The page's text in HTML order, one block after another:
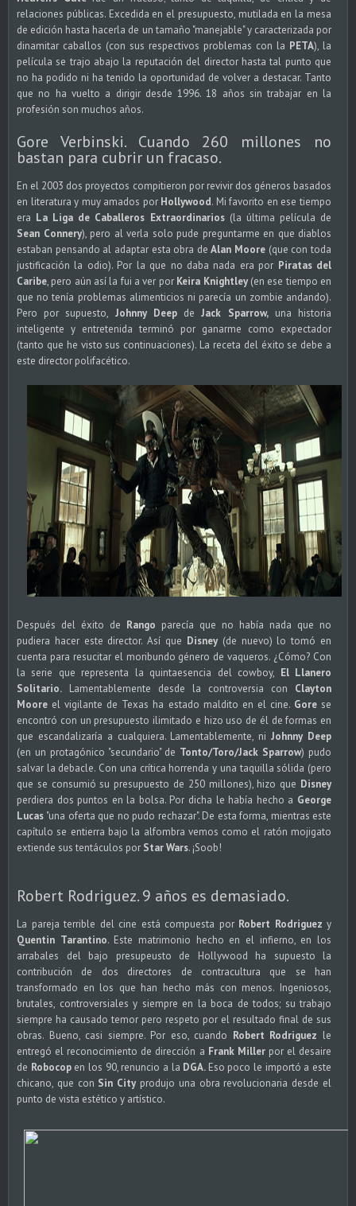
relaciones públicas. Excedida en el presupuesto, mutilada en la mesa
de edición hasta hacerla de un tamaño "manejable" y caracterizada por
dinamitar caballos (con sus respectivos problemas con la PETA), la
película se trajo abajo la reputación del director hasta tal punto que
no ha podido ni ha tenido la oportunidad de volver a destacar. Tanto
que no ha vuelto a dirigir desde 1996. 18 años sin trabajar en la
profesión son muchos años.
Gore Verbinski. Cuando 260 millones no
bastan para cubrir un fracaso.
En el 2003 dos proyectos compitieron por revivir dos géneros basados
en literatura y muy amados por Hollywood. Mi favorito en ese tiempo
era La Liga de Caballeros Extraordinarios(la última película de
Sean Connery), pero al verla solo pude preguntarme en que diablos
estaban pensando al adaptar esta obra deAlan Moore (que con toda
justificación la odio). Por la que no daba nada era por Piratas del
Caribe, pero aún así la fui a ver por Keira Knightley(en ese tiempo en
que no tenía problemas alimenticios ni parecía un zombie andando).
Pero por supuesto, Johnny DeepdeJack Sparrow,una historia
inteligente y entretenida terminó por ganarme como expectador
(tanto que he visto sus continuaciones). La receta del éxito se debe a
este director polifacético.
Después del éxito de Rango parecía que no había nada que no
pudiera hacer este director. Así que Disney(de nuevo) lo tomó en
cuenta para resucitar el moribundo género de vaqueros. ¿Cómo? Con
la serie que representa la quintaesencia del cowboy, El Llanero
Solitario. Lamentablemente desde la controversia con Clayton
Moore el vigilante de Texas ha estado maldito en el cine. Gorese
encontró con un presupuesto ilimitado e hizo uso de él de formas en
que escandalizaría a cualquiera. Lamentablemente, niJohnny Deep
(en un protagónico "secundario" de Tonto/Toro/Jack Sparrow) pudo
salvar la debacle. Con una crítica horrenda y una taquilla sólida (pero
que se consumió su presupuesto de 250 millones), hizo que Disney
perdiera dos puntos en la bolsa. Por dicha le había hecho a George
Lucas "una oferta que no pudo rechazar". De esta forma, mientras este
capítulo se entierra bajo la alfombra vemos como el ratón mojigato
extiende sus tentáculos por Star Wars. ¡Soob!
Robert Rodriguez. 9 años es demasiado.
La pareja terrible del cine está compuesta por Robert Rodriguez y
Quentin Tarantino. Este matrimonio hecho en el infierno, en los
arrabales del bajo presupeusto de Hollywood ha supuesto la
contribución de dos directores de contracultura que se han
transformado en los que han hecho más con menos. Ingeniosos,
brutales, controversiales y siempre en la boca de todos; su trabajo
siempre ha causado temor pero respeto por el resultado final de sus
obras. Bueno, casi siempre. Por eso, cuando Robert Rodriguez le
entregó el reconocimiento de dirección a Frank Miller por el desaire
de Robocopen los 90, renuncio a la DGA. Eso poco le importó a este
chicano, que con Sin City produjo una obra revolucionaria desde el
punto de vista estético y artístico.